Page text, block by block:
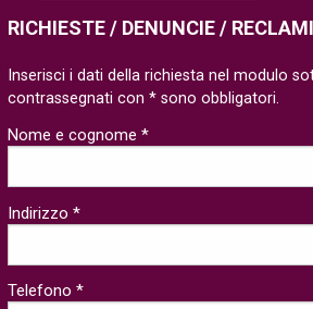
RICHIESTE / DENUNCIE / RECLAMI
Inserisci i dati della richiesta nel modulo
contrassegnati con * sono obbligatori.
Nome e cognome *
Indirizzo *
Telefono *